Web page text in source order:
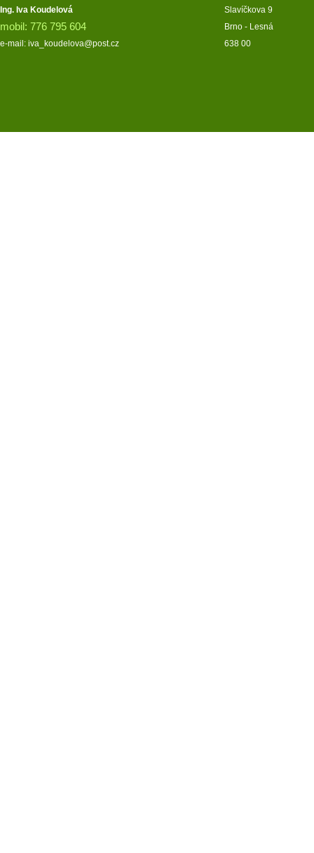
Ing. Iva Koudelová
mobil: 776 795 604
e-mail: iva_koudelova@post.cz
Slavíčkova 9
Brno - Lesná
638 00